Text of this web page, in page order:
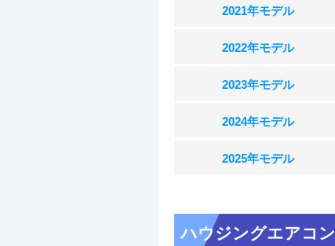
2021年モデル
2022年モデル
2023年モデル
2024年モデル
2025年モデル
ハウジングエアコン